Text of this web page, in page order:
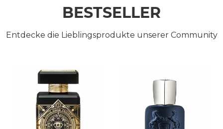
BESTSELLER
Entdecke die Lieblingsprodukte unserer Community